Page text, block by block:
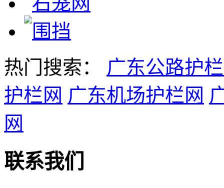
热门搜索： 广东公路护
护栏网 广东机场护栏网
网
联系我们